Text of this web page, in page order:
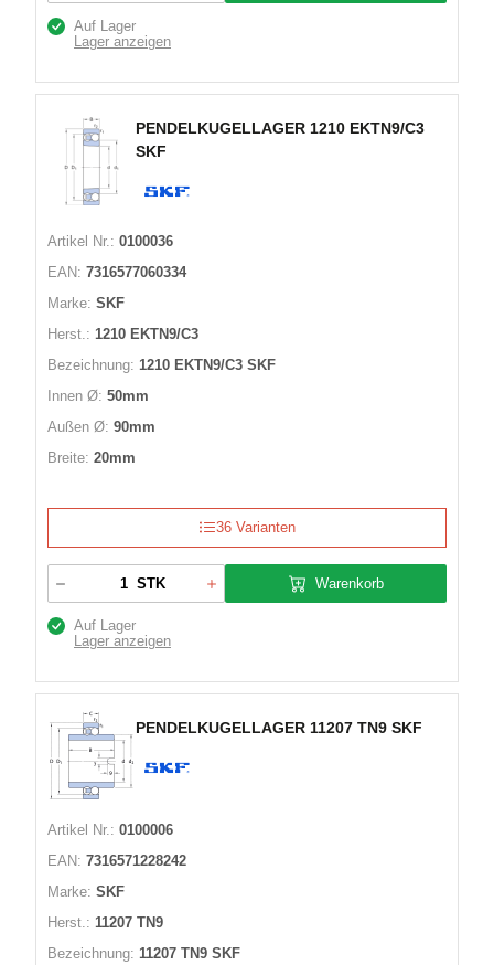
Auf Lager
Lager anzeigen
PENDELKUGELLAGER 1210 EKTN9/C3
SKF
Artikel Nr.: 0100036
EAN: 7316577060334
Marke: SKF
Herst.: 1210 EKTN9/C3
Bezeichnung: 1210 EKTN9/C3 SKF
Innen Ø: 50mm
Außen Ø: 90mm
Breite: 20mm
36 Varianten
STK Warenkorb
Auf Lager
Lager anzeigen
PENDELKUGELLAGER 11207 TN9 SKF
Artikel Nr.: 0100006
EAN: 7316571228242
Marke: SKF
Herst.: 11207 TN9
Bezeichnung: 11207 TN9 SKF